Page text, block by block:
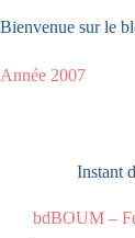
au
Bienvenue sur le
Année 2007
Instant
bdBOUM –